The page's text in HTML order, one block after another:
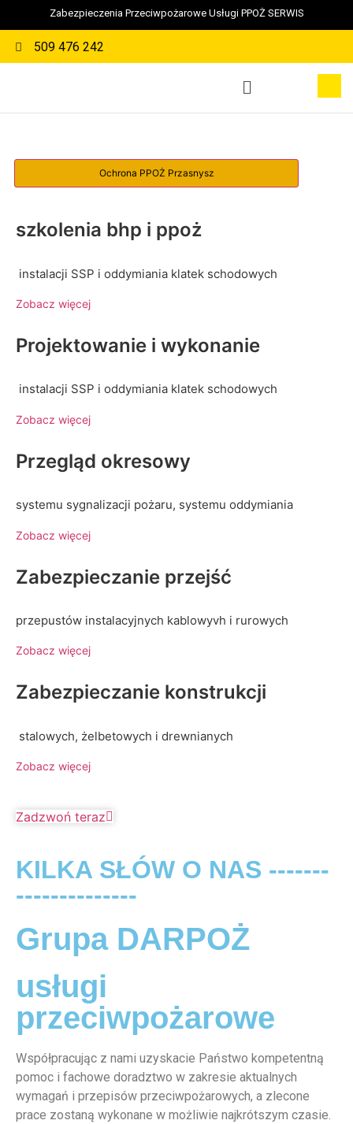
Zabezpieczenia Przeciwpożarowe Usługi PPOŻ SERWIS
509 476 242
szkolenia bhp i ppoż
instalacji SSP i oddymiania klatek schodowych
Zobacz więcej
Projektowanie i wykonanie
instalacji SSP i oddymiania klatek schodowych
Zobacz więcej
Przegląd okresowy
systemu sygnalizacji pożaru, systemu oddymiania
Zobacz więcej
Zabezpieczanie przejść
przepustów instalacyjnych kablowyvh i rurowych
Zobacz więcej
Zabezpieczanie konstrukcji
stalowych, żelbetowych i drewnianych
Zobacz więcej
Zadzwoń teraz
KILKA SŁÓW O NAS -------
--------------
Grupa DARPOŻ
usługi
przeciwpożarowe
Współpracując z nami uzyskacie Państwo kompetentną
pomoc i fachowe doradztwo w zakresie aktualnych
wymagań i przepisów przeciwpożarowych, a zlecone
prace zostaną wykonane w możliwie najkrótszym czasie.